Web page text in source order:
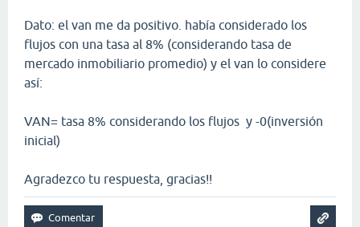
Dato: el van me da positivo. había considerado los
flujos con una tasa al 8% (considerando tasa de
mercado inmobiliario promedio) y el van lo considere
así:
VAN= tasa 8% considerando los flujos y -0(inversión
inicial)
Agradezco tu respuesta, gracias!!